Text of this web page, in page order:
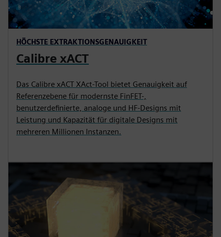
HÖCHSTE EXTRAKTIONSGENAUIGKEIT
Calibre xACT
Das Calibre xACT XAct-Tool bietet Genauigkeit auf
Referenzebene für modernste FinFET-,
benutzerdefinierte, analoge und HF-Designs mit
Leistung und Kapazität für digitale Designs mit
mehreren Millionen Instanzen.